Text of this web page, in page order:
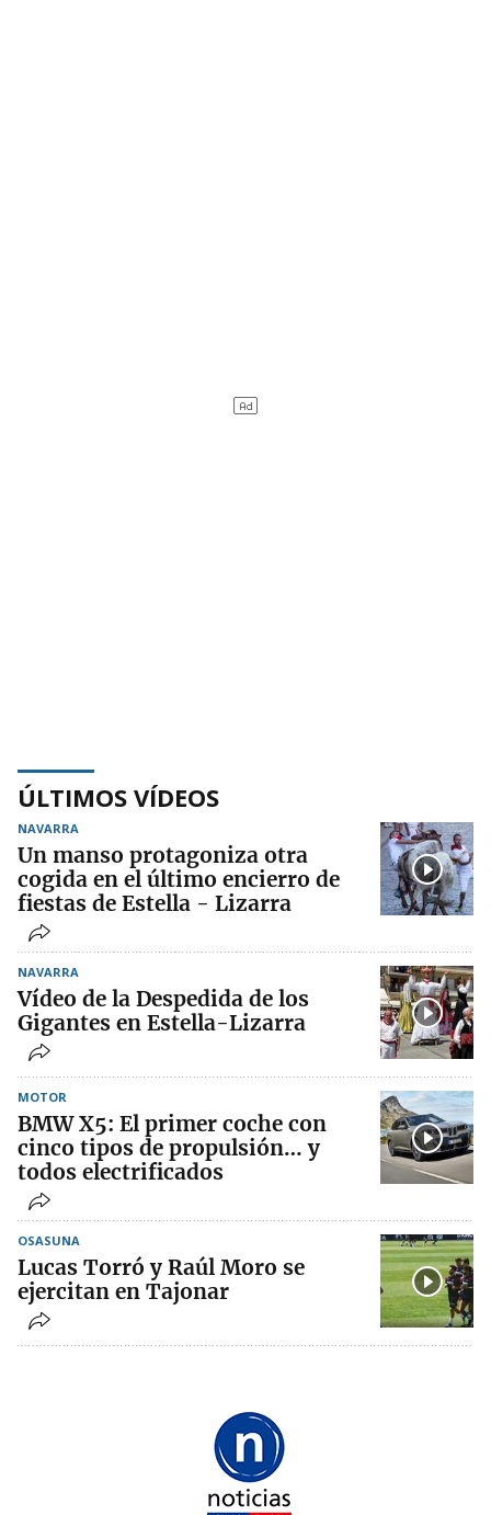
ÚLTIMOS VÍDEOS
NAVARRA
Un manso protagoniza otra
cogida en el último encierro de
fiestas de Estella - Lizarra
NAVARRA
Vídeo de la Despedida de los
Gigantes en Estella-Lizarra
MOTOR
BMW X5: El primer coche con
cinco tipos de propulsión… y
todos electrificados
OSASUNA
Lucas Torró y Raúl Moro se
ejercitan en Tajonar